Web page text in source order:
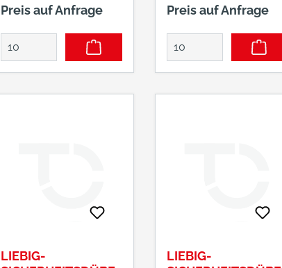
Preis auf Anfrage Preis auf Anfrage
LIEBIG-
LIEBIG-